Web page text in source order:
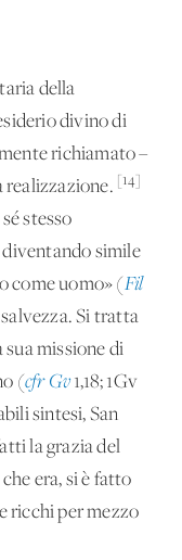
della
divino di
richiamato –
realizzazione. [14]
stesso
diventando simile
come uomo» (Fil
Si tratta
missione di
(cfr Gv1,18; 1Gv
sintesi, San
la grazia del
era, si è fatto
ricchi per mezzo